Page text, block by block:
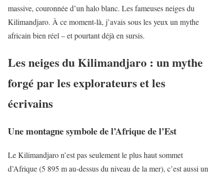
massive, couronnée d’un halo blanc. Les fameuses neiges du
Kilimandjaro. À ce moment-là, j’avais sous les yeux un mythe
africain bien réel – et pourtant déjà en sursis.
Les neiges du Kilimandjaro : un mythe
forgé par les explorateurs et les
écrivains
Une montagne symbole de l’Afrique de l’Est
Le Kilimandjaro n’est pas seulement le plus haut sommet
d’Afrique (5 895 m au-dessus du niveau de la mer), c’est aussi un